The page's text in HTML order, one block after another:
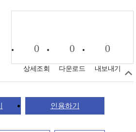
0
상세조회
0
다운로드
0
내보내기
인용하기